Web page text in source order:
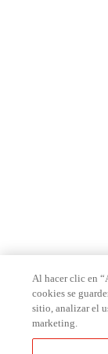
Al hacer clic en
cookies se
sitio, analizar el
marketing.